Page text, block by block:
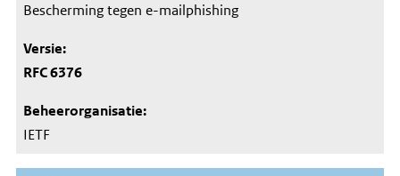
Bescherming tegen e-mailphishing
RFC 6376
IETF